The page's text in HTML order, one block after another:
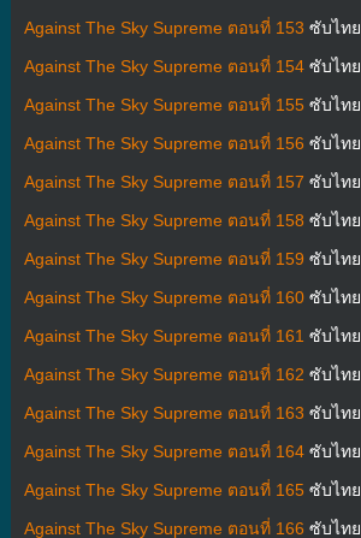
Against The Sky Supreme ตอนที่ 153 ซับไทย
Against The Sky Supreme ตอนที่ 154ซับไทย
Against The Sky Supreme ตอนที่ 155ซับไทย
Against The Sky Supreme ตอนที่ 156 ซับไทย
Against The Sky Supreme ตอนที่ 157 ซับไทย
Against The Sky Supreme ตอนที่ 158 ซับไทย
Against The Sky Supreme ตอนที่ 159 ซับไทย
Against The Sky Supreme ตอนที่ 160ซับไทย
Against The Sky Supreme ตอนที่ 161 ซับไทย
Against The Sky Supreme ตอนที่ 162 ซับไทย
Against The Sky Supreme ตอนที่ 163 ซับไทย
Against The Sky Supreme ตอนที่ 164ซับไทย
Against The Sky Supreme ตอนที่ 165ซับไทย
Against The Sky Supreme ตอนที่ 166 ซับไทย